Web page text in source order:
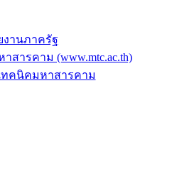
งานภาครัฐ
ารคาม (www.mtc.ac.th)
ทคนิคมหาสารคาม